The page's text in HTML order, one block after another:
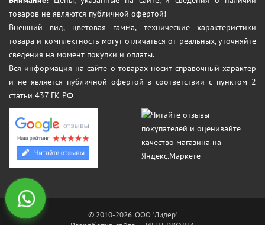
товаров не являются публичной офертой!
Внешний вид, цветовая гамма, технические характеристики
товара и комплектность могут отличаться от реальных, уточняйте
сведения на момент покупки и оплаты.
Вся информация на сайте о товарах носит справочный характер
и не является публичной офертой в соответствии с пунктом 2
статьи 437 ГК РФ
© 2010-2026. ООО "Лидер"